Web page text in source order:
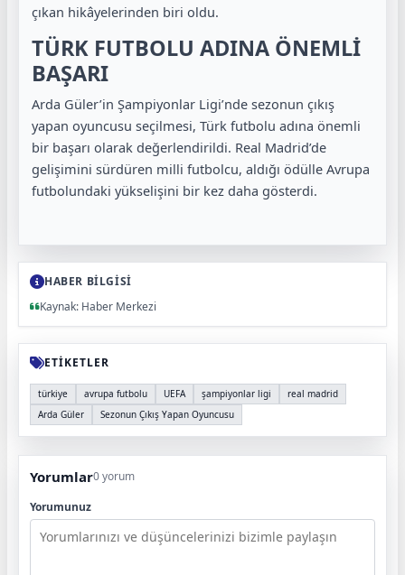
çıkan hikâyelerinden biri oldu.
TÜRK FUTBOLU ADINA ÖNEMLİ
BAŞARI
Arda Güler’in Şampiyonlar Ligi’nde sezonun çıkış
yapan oyuncusu seçilmesi, Türk futbolu adına önemli
bir başarı olarak değerlendirildi. Real Madrid’de
gelişimini sürdüren milli futbolcu, aldığı ödülle Avrupa
futbolundaki yükselişini bir kez daha gösterdi.
HABER BİLGİSİ
Kaynak: Haber Merkezi
ETİKETLER
türkiye avrupa futbolu UEFA şampiyonlar ligi
real madrid
Arda Güler
Sezonun Çıkış Yapan Oyuncusu
Yorumlar0 yorum
Yorumunuz